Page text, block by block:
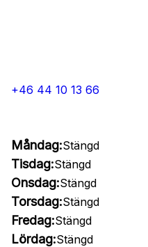
+46 44 10 13 66
Måndag:Stängd
Tisdag:Stängd
Onsdag:Stängd
Torsdag:Stängd
Fredag:Stängd
Lördag:Stängd